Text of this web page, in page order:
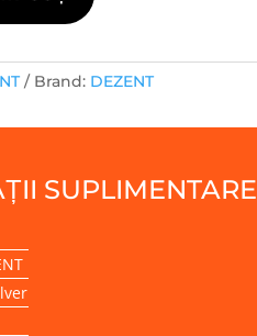
Brand: DEZENT
SUPLIMENTARE